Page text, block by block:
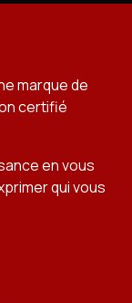
marque de
certifié
en vous
qui vous